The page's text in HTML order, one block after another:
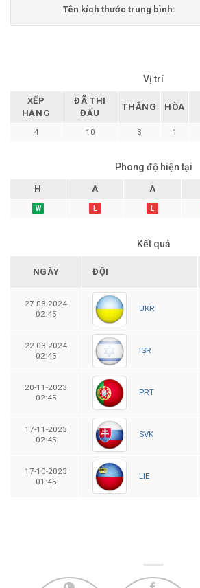
Tên kích thước trung bình:
Vị trí
XẾP
HẠNG
ĐÃ THI
ĐẤU
THẮNG HÒA
4 10 3 1
Phong độ hiện tại
H A A
W L L
Kết quả
NGÀY ĐỘI
27-03-2024
02:45
UKR
22-03-2024
02:45
ISR
20-11-2023
02:45
PRT
17-11-2023
02:45
SVK
17-10-2023
01:45
LIE